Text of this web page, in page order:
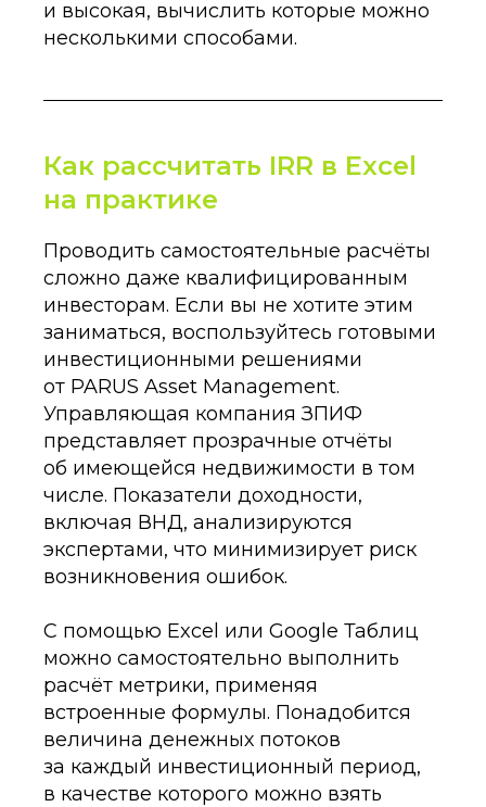
и высокая, вычислить которые можно
несколькими способами.
Как рассчитать IRR в Excel
на практике
Проводить самостоятельные расчёты
сложно даже квалифицированным
инвесторам. Если вы не хотите этим
заниматься, воспользуйтесь готовыми
инвестиционными решениями
от PARUS Asset Management.
Управляющая компания ЗПИФ
представляет прозрачные отчёты
об имеющейся недвижимости в том
числе. Показатели доходности,
включая ВНД, анализируются
экспертами, что минимизирует риск
возникновения ошибок.
С помощью Excel или Google Таблиц
можно самостоятельно выполнить
расчёт метрики, применяя
встроенные формулы. Понадобится
величина денежных потоков
за каждый инвестиционный период,
в качестве которого можно взять